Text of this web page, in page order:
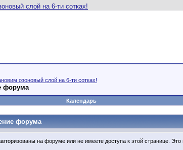
озоновый слой на 6-ти сотках!
форума
Календарь
форума
на форуме или не имеете доступа к этой странице. Это